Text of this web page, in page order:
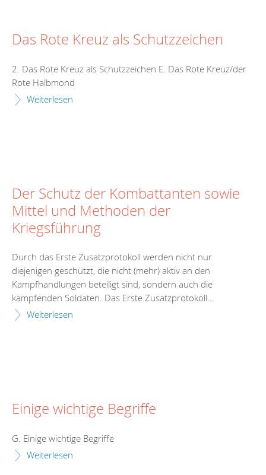
Das Rote Kreuz als Schutzzeichen
2. Das Rote Kreuz als Schutzzeichen E. Das Rote Kreuz/der
Rote Halbmond
Weiterlesen
Der Schutz der Kombattanten sowie
Mittel und Methoden der
Kriegsführung
Durch das Erste Zusatzprotokoll werden nicht nur
diejenigen geschützt, die nicht (mehr) aktiv an den
Kampfhandlungen beteiligt sind, sondern auch die
kämpfenden Soldaten. Das Erste Zusatzprotokoll...
Weiterlesen
Einige wichtige Begriffe
G. Einige wichtige Begriffe
Weiterlesen